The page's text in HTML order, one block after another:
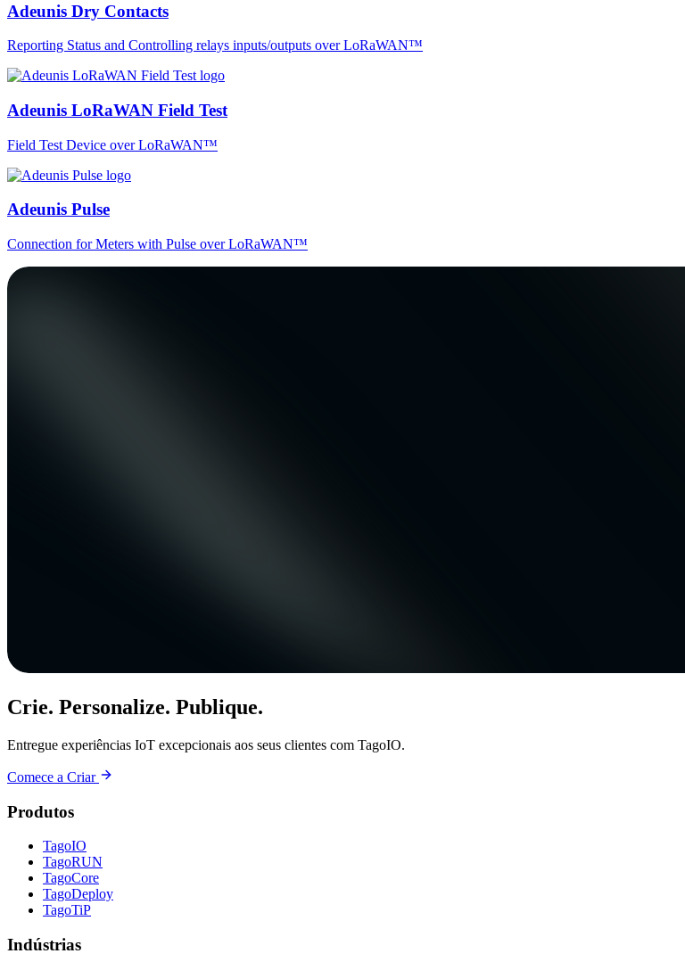
Adeunis Dry Contacts
Reporting Status and Controlling relays inputs/outputs over LoRaWAN™
Adeunis LoRaWAN Field Test
Field Test Device over LoRaWAN™
Adeunis Pulse
Connection for Meters with Pulse over LoRaWAN™
Crie. Personalize. Publique.
Entregue experiências IoT excepcionais aos seus clientes com TagoIO.
Comece a Criar
Produtos
TagoIO
TagoRUN
TagoCore
TagoDeploy
TagoTiP
Indústrias